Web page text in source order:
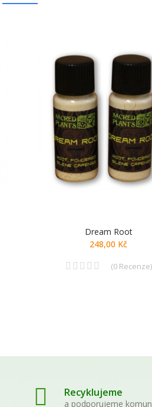
Dream Root
248,00 Kč
(0Recenze)
Recyklujeme
a podporujeme